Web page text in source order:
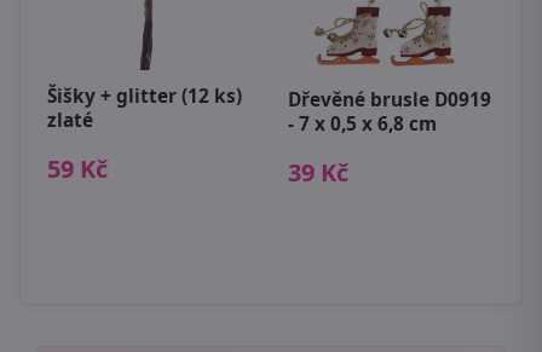
Šišky + glitter (12 ks)
zlaté
59 Kč
Dřevěné brusle D0919
- 7 x 0,5 x 6,8 cm
39 Kč